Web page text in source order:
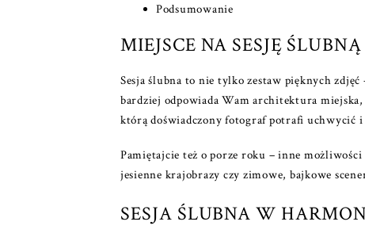
Podsumowanie
MIEJSCE NA SESJĘ
Sesja ślubna to nie tylko zestaw pięknych zdjęć
bardziej odpowiada Wam architektura
którą doświadczonyfotografpotrafi uchwycić i
Pamiętajcie też o porze roku – inne
jesienne krajobrazy czy zimowe, bajkowe
SESJA ŚLUBNA W